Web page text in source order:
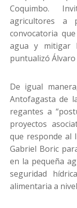
Coquimbo.
agricultores a
convocatoria
agua y mitigar
puntualizó Álvaro
De igual
Antofagasta de
regantes a
proyectos
que responde al
Gabriel Boric
en la pequeña
seguridad
alimentaria a